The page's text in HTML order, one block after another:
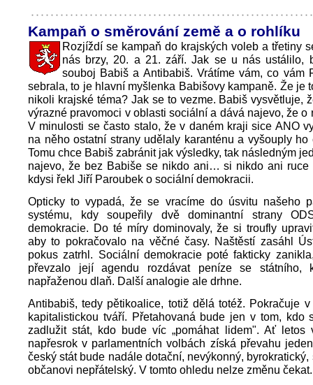
Kampaň o směrování země a o rohlíku
Rozjíždí se kampaň do krajských voleb a třetiny
nás brzy, 20. a 21. září. Jak se u nás ustálilo,
souboj Babiš a Antibabiš. Vrátíme vám, co vám
sebrala, to je hlavní myšlenka Babišovy kampaně. Že je
nikoli krajské téma? Jak se to vezme. Babiš vysvětluje,
výrazné pravomoci v oblasti sociální a dává najevo, že o
V minulosti se často stalo, že v daném kraji sice ANO
na něho ostatní strany udělaly karanténu a vyšouply ho
Tomu chce Babiš zabránit jak výsledky, tak následným
najevo, že bez Babiše se nikdo ani… si nikdo ani ruce
kdysi řekl Jiří Paroubek o sociální demokracii.
Opticky to vypadá, že se vracíme do úsvitu našeho
systému, kdy soupeřily dvě dominantní strany
demokracie. Do té míry dominovaly, že si troufly
aby to pokračovalo na věčné časy. Naštěstí zasáhl
pokus zatrhl. Sociální demokracie poté fakticky
převzalo její agendu rozdávat peníze se státního,
napřaženou dlaň. Další analogie ale drhne.
Antibabiš, tedy pětikoalice, totiž dělá totéž. Pokračuje
kapitalistickou tváří. Přetahovaná bude jen v tom, kdo
zadlužit stát, kdo bude víc „pomáhat lidem". Ať letos
napřesrok v parlamentních volbách získá převahu
český stát bude nadále dotační, nevýkonný,
občanovi nepřátelský. V tomto ohledu nelze změnu čekat.